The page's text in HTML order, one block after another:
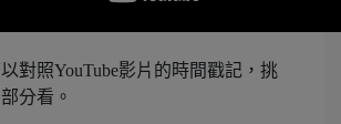
對照YouTube影片的時間戳記，挑
分看。